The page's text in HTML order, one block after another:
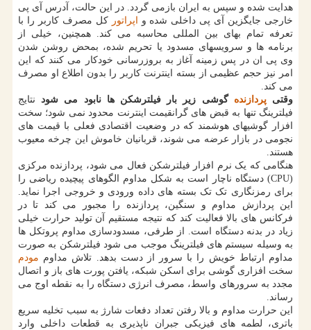
هدایت شده و سپس به ایران بازمی گردد. در این حالت، آدرس آی پی
خارجی جایگزین آی پی داخلی شده و اپراتور کل مصرف کاربر را با
تعرفه تمام بهای بین المللی محاسبه می کند. همچنین، خیلی از
برنامه ها و سرویسهای مسدود یا تحریم شده، بمحض روشن شدن
وی پی ان در پس زمینه آغاز به بروزرسانی خودکار می کنند که این
امر نیز حجم عظیمی از بسته اینترنت کاربر را بدون اطلاع او مصرف
می کند.
وقتیپردازنده گوشی زیر بار فیلترشکن ها نابود می شودنتایج
فیلترینگ تنها به قبض های گرانقیمت اینترنت محدود نمی شود؛ سخت
افزار گوشیهای هوشمند که در وضعیت اقتصادی فعلی با قیمت های
نجومی در بازار عرضه می شوند، قربانیان خاموش این چرخه معیوب
هستند.
هنگامی که یک نرم افزار فیلترشکن فعال می شود، پردازنده مرکزی
(CPU) دستگاه ناچار است به شکل مداوم الگوهای پیچیده ریاضی را
برای رمزنگاری تک تک بسته های داده ورودی و خروجی اجرا نماید.
این پردازش مداوم و سنگین، پردازنده را مجبور می کند تا در
فرکانس های بالا فعالیت کند که نتیجه مستقیم آن تولید حرارت خیلی
زیاد در بدنه دستگاه است. از طرفی، مسدودسازی مداوم پروتکل ها
به وسیله سیستم های فیلترینگ موجب می شود فیلترشکن به صورت
مداوم ارتباط خویش را با سرور از دست بدهد. تلاش مداوم مودم
سخت افزاری گوشی برای اسکن شبکه، یافتن پورت های باز و اتصال
مجدد به سرورهای واسط، مصرف انرژی دستگاه را به نقطه اوج می
رساند.
این حرارت مداوم و بالا رفتن تعداد دفعات شارژ به سبب تخلیه سریع
باتری، لطمه های فیزیکی جبران ناپذیری به قطعات داخلی وارد